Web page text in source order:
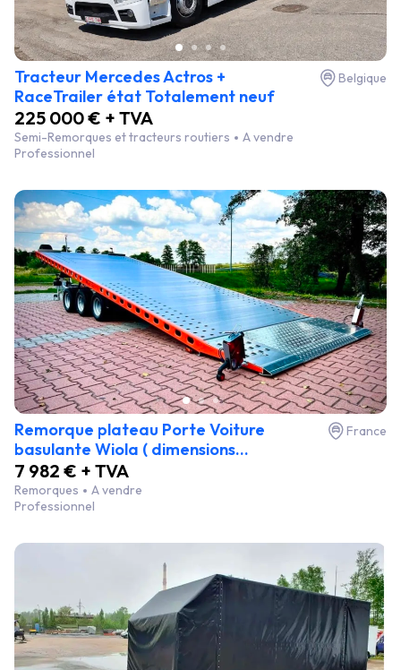
Tracteur Mercedes Actros +
RaceTrailer état Totalement neuf
Belgique
225 000 € + TVA
Semi-Remorques et tracteurs routiers
A vendre
Professionnel
Remorque plateau Porte Voiture
basulante Wiola ( dimensions...
France
7 982 € + TVA
Remorques
A vendre
Professionnel